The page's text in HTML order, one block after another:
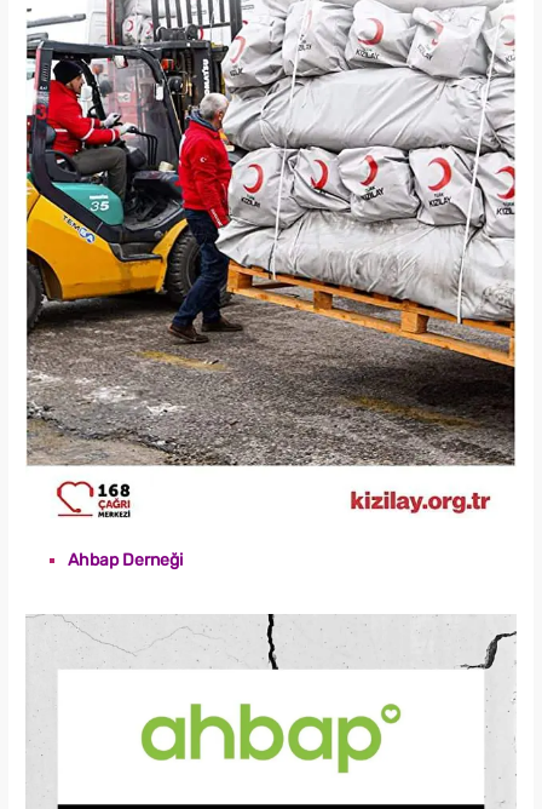
Ahbap Derneği